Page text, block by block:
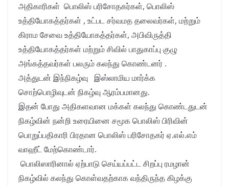
அதிகாரிகள் பொலிஸ் பரிசோதகர்கள், பொலிஸ்
உத்தியோகத்தர்கள் , உட்பட சர்வமத தலைவர்கள், மற்றும்
கிராம சேவை உத்தியோகத்தர்கள், அபிவிருத்தி
உத்தியோகத்தர்கள் மற்றும் சிவில் பாதுகாப்பு குழு
அங்கத்தவர்கள் பலரும் கலந்து கொண்டனர் .
அத்துடன் இந்நிகழ்வு இஸ்லாமிய மார்க்க
சொற்பொழிவுடன் நிகழ்வு ஆரம்பமானது.
இதன் போது அதிகளவான மக்கள் கலந்து கொண்டதுடன்
நிகழ்வின் நன்றி உரையினை சமூக பொலிஸ் பிரிவின்
பொறுப்பதிகாரி பிரதான பொலிஸ் பரிசோதகர் ஏ.எல்.எம்
வாஹீட் மேற்கொண்டார்.
பொலிஸாரினால் ஏற்பாடு செய்யப்பட்ட சிறப்பு ரமழான்
நிகழ்வில் கலந்து கொள்வதற்காக வந்திருந்த கிழக்கு